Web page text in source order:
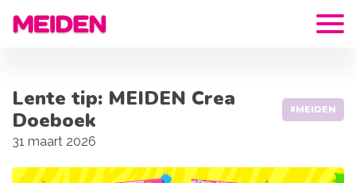
Lente tip: MEIDEN Crea
Doeboek
#MEIDEN
31 maart 2026